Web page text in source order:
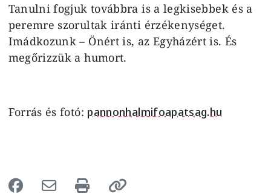
Tanulni fogjuk továbbra is a legkisebbek és a
peremre szorultak iránti érzékenységet.
Imádkozunk – Önért is, az Egyházért is. És
megőrizzük a humort.
Forrás és fotó: pannonhalmifoapatsag.hu